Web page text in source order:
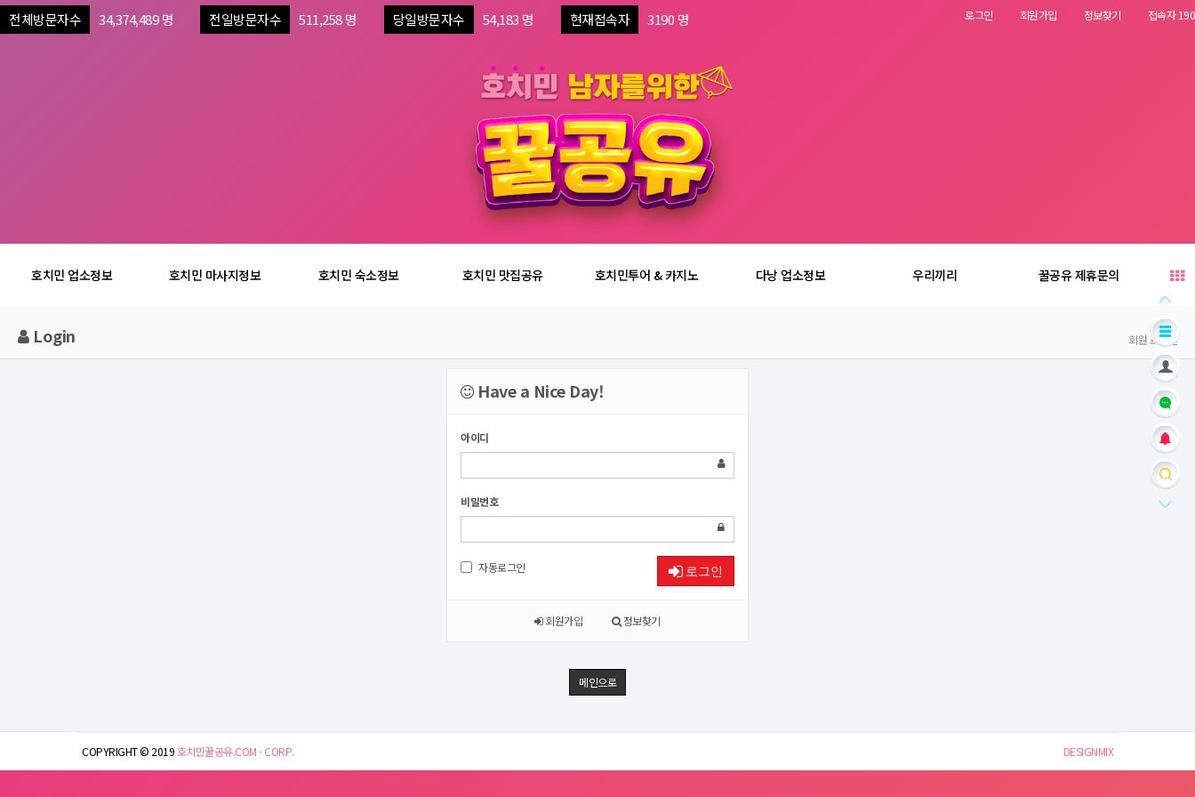
전체방문자수 34,374,489 명 전일방문자수 511,258 명 당일방문자수 54,183 명 현재접속자 3190 명 로그인 회원가입 정보찾기 접속자 190
호치민 업소정보 호치민 마사지정보 호치민 숙소정보 호치민 맛집공유 호치민투어 & 카지노 다낭 업소정보 우리끼리 꿀공유 제휴문의
Login 회원 로그인
Have a Nice Day!
아이디
비밀번호
자동로그인 로그인
회원가입 정보찾기
메인으로
COPYRIGHT © 2019호치민꿀공유.COM - CORP. DESIGNMIX